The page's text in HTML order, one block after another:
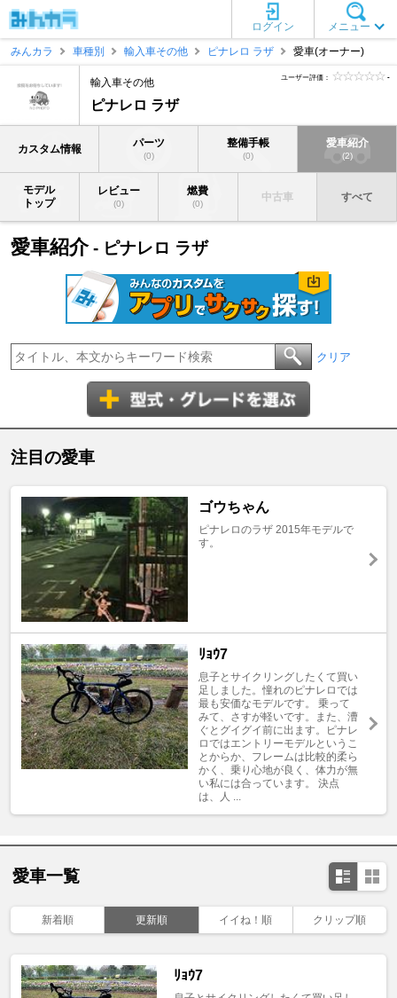
メニュー
ログイン
みんカラ
車種別 輸入車その他 ピナレロ ラザ 愛車(オーナー)
輸入車その他
ピナレロ ラザ
ユーザー評価： -
カスタム情報 パーツ
(0)
整備手帳
(0)
愛車紹介
(2)
モデル
トップ
レビュー
(0)
燃費
(0)
中古車 すべて
愛車紹介- ピナレロ ラザ
クリア
注目の愛車
ゴウちゃん
ピナレロのラザ 2015年モデルで
す。
ﾘｮｳ7
息子とサイクリングしたくて買い
足しました。憧れのピナレロでは
最も安価なモデルです。 乗って
みて、さすが軽いです。また、漕
ぐとグイグイ前に出ます。ピナレ
ロではエントリーモデルというこ
とからか、フレームは比較的柔ら
かく、乗り心地が良く、体力が無
い私には合っています。 決点
は、人 ...
愛車一覧
新着順 更新順 イイね！順 クリップ順
ﾘｮｳ7